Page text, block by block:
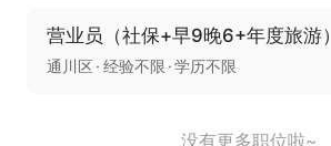
营业员（社保+早9晚6+年度旅游）
通川区 经验不限 学历不限
没有更多职位啦~